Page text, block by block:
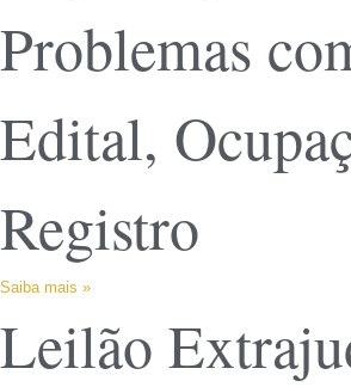
Problemas
Edital,
Registro
Saiba mais »
Leilão